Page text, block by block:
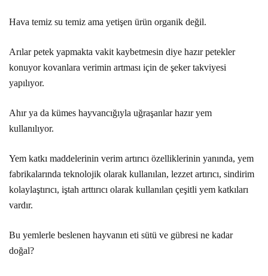
Hava temiz su temiz ama yetişen ürün organik değil.
Arılar petek yapmakta vakit kaybetmesin diye hazır petekler
konuyor kovanlara verimin artması için de şeker takviyesi
yapılıyor.
Ahır ya da kümes hayvancığıyla uğraşanlar hazır yem
kullanılıyor.
Yem katkı maddelerinin verim artırıcı özelliklerinin yanında, yem
fabrikalarında teknolojik olarak kullanılan, lezzet artırıcı, sindirim
kolaylaştırıcı, iştah arttırıcı olarak kullanılan çeşitli yem katkıları
vardır.
Bu yemlerle beslenen hayvanın eti sütü ve gübresi ne kadar
doğal?